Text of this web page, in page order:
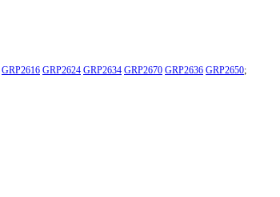
GRP2616 GRP2624 GRP2634 GRP2670 GRP2636 GRP2650;